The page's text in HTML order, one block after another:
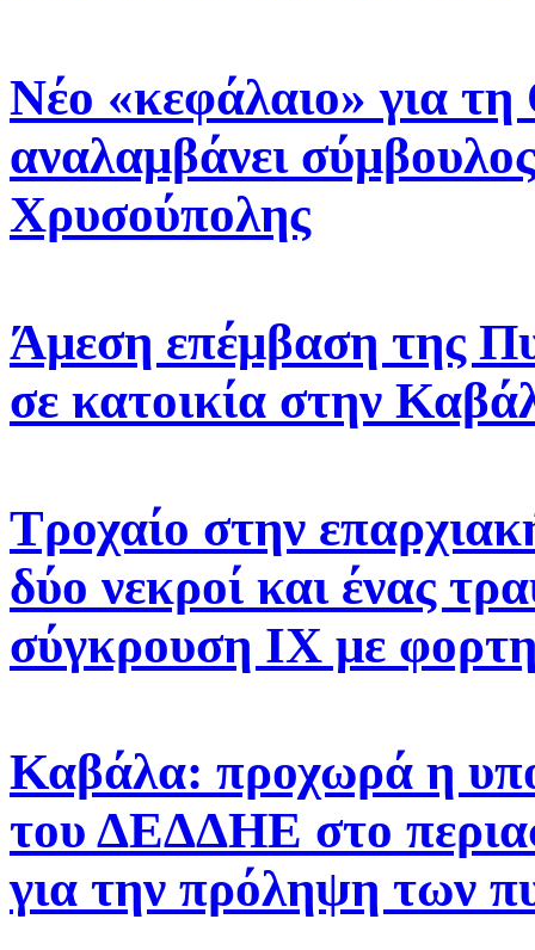
Νέο «κεφάλαιο» για
αναλαμβάνει
Χρυσούπολης
Άμεση επέμβαση της
σε κατοικία στην
Τροχαίο στην
δύο νεκροί και ένας
σύγκρουση ΙΧ με
Καβάλα: προχωρά η
του ΔΕΔΔΗΕ στο
για την πρόληψη των